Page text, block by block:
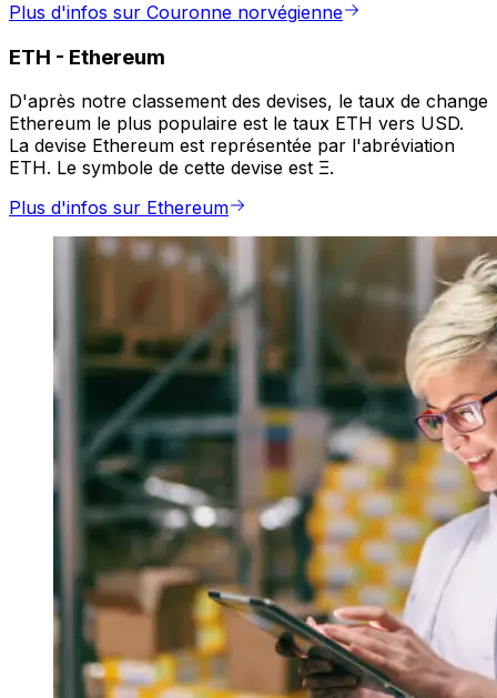
Plus d'infos sur Couronne norvégienne
ETH - Ethereum
D'après notre classement des devises, le taux de change
Ethereum le plus populaire est le taux ETH vers USD.
La devise Ethereum est représentée par l'abréviation
ETH. Le symbole de cette devise est Ξ.
Plus d'infos sur Ethereum